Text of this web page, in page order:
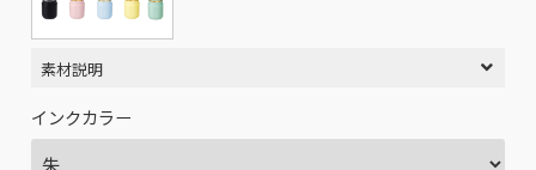
素材説明
インクカラー